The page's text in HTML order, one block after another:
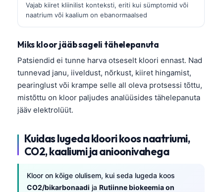
Vajab kiiret kliinilist konteksti, eriti kui sümptomid või
naatrium või kaalium on ebanormaalsed
Miks kloor jääb sageli tähelepanuta
Patsiendid ei tunne harva otseselt kloori ennast. Nad
tunnevad janu, iiveldust, nõrkust, kiiret hingamist,
pearinglust või krampe selle all oleva protsessi tõttu,
mistõttu on kloor paljudes analüüsides tähelepanuta
jääv elektrolüüt.
Kuidas lugeda kloori koos naatriumi,
CO2, kaaliumi ja anioonivahega
Kloor on kõige olulisem, kui seda lugeda koos
CO2/bikarbonaadi ja Rutiinne biokeemia on